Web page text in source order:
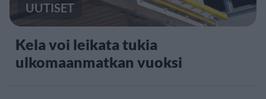
UUTISET
Kela voi leikata tukia
ulkomaanmatkan vuoksi